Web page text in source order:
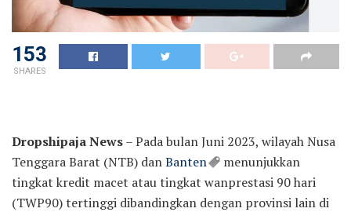
153
SHARES
Dropshipaja News– Pada bulan Juni 2023, wilayah Nusa
Tenggara Barat (NTB) danBanten
menunjukkan
tingkat kredit macet atau tingkat wanprestasi 90 hari
(TWP90) tertinggi dibandingkan dengan provinsi lain di